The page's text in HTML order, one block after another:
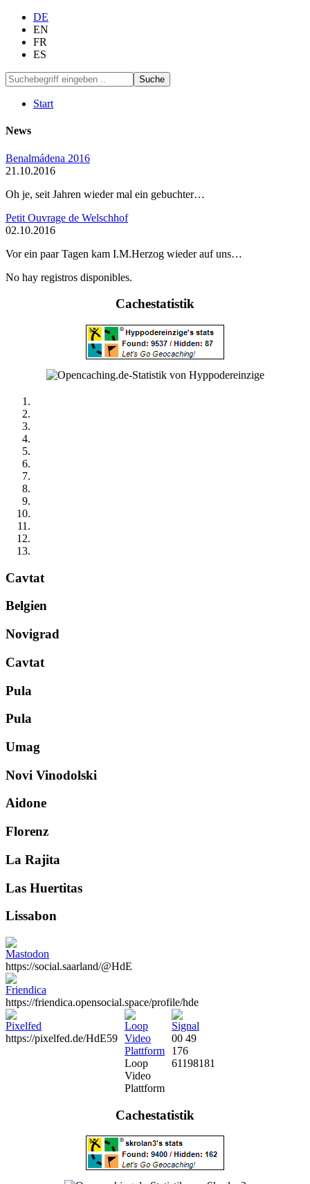
DE
EN
FR
ES
Suche
Start
News
Benalmádena 2016
21.10.2016
Oh je, seit Jahren wieder mal ein gebuchter…
Petit Ouvrage de Welschhof
02.10.2016
Vor ein paar Tagen kam I.M.Herzog wieder auf uns…
No hay registros disponibles.
Cachestatistik
Cavtat
Belgien
Novigrad
Cavtat
Pula
Pula
Umag
Novi Vinodolski
Aidone
Florenz
La Rajita
Las Huertitas
Lissabon
Previous
Next
https://social.saarland/@HdE
https://friendica.opensocial.space/profile/hde
https://pixelfed.de/HdE59
Loop
Video
Plattform
00 49
176
61198181
Cachestatistik